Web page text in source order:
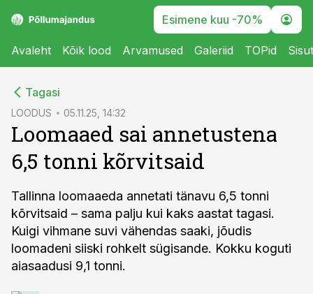
Esimene kuu -70%
Avaleht Kõik lood Arvamused Galeriid TOPid
Tagasi
LOODUS 05.11.25, 14:32
Loomaaed sai annetustena
6,5 tonni kõrvitsaid
Tallinna loomaaeda annetati tänavu 6,5 tonni
kõrvitsaid – sama palju kui kaks aastat tagasi.
Kuigi vihmane suvi vähendas saaki, jõudis
loomadeni siiski rohkelt sügisande. Kokku koguti
aiasaadusi 9,1 tonni.